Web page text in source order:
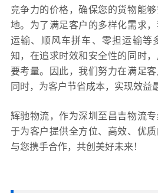
竞争力的价格，确保您的货物能
地。为了满足客户的多样化需求
运输、顺风车拼车、零担运输等
知，在追求时效和安全性的同时
要考量。因此，我们努力在满足
同时，为客户节省成本，实现效益
辉驰物流，作为深圳至昌吉物流
于为客户提供全方位、高效、优
与您携手合作，共创美好未来！